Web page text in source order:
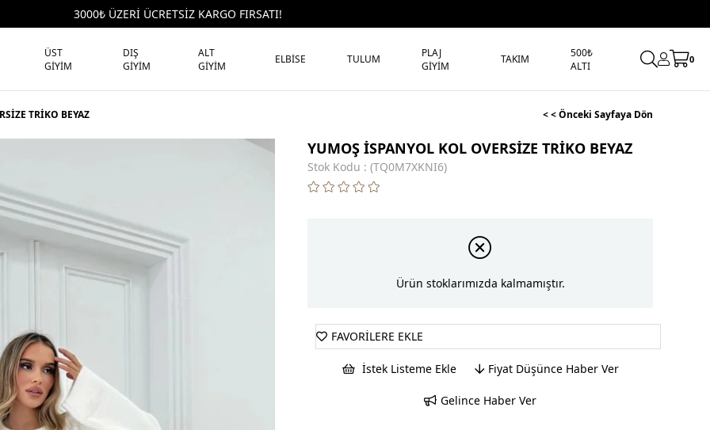
3000₺ ÜZERİ ÜCRETSİZ KARGO FIRSATI!
ÜST
GİYİM
DIŞ
GİYİM
ALT
GİYİM
ELBİSE TULUM
PLAJ
GİYİM
TAKIM
500₺
ALTI
0
TRİKO BEYAZ < < Önceki Sayfaya Dön
YUMOŞ İSPANYOL KOL OVERSİZE TRİKO BEYAZ
Stok Kodu (TQ0M7XKNI6)
Ürün stoklarımızda kalmamıştır.
FAVORILERE EKLE
İstek Listeme Ekle Fiyat Düşünce Haber Ver
Gelince Haber Ver